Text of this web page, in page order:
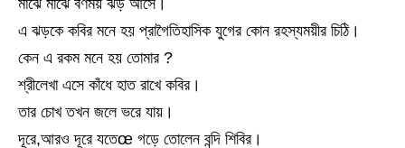
এ ঝড়কে কবির মনে হয় প্রাগৈতিহাসিক যুগের কোন রহস্যময়ীর চিঠি।
কেন এ রকম মনে হয় তোমার ?
শ্রীলেখা এসে কাঁধে হাত রাখে কবির।
তার চোখ তখন জলে ভরে যায়।
দূরে,আরও দূরে যতেœ গড়ে তোলেন বন্দি শিবির।